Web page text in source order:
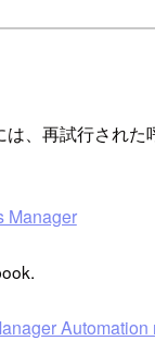
、再試行され
Manager